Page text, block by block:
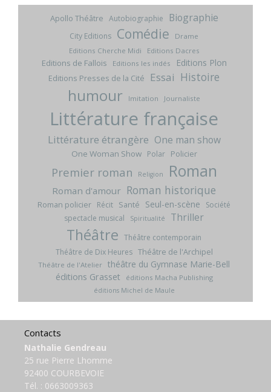
Apollo Théâtre Autobiographie Biographie
City Editions Comédie
Drame
Editions Cherche Midi
Editions Dacres
Editions de Fallois Editions les indés Editions Plon
Editions Presses de la Cité Essai Histoire
humour Imitation Journaliste
Littérature française
Littérature étrangère One man show
One Woman Show Polar Policier
Premier roman Religion Roman
Roman d'amour Roman historique
Roman policier Récit Santé Seul-en-scène
Société
spectacle musical
Spiritualité Thriller
Théâtre Théâtre contemporain
Théâtre de Dix Heures Théâtre de l'Archipel
Théâtre de l'Atelier théâtre du Gymnase Marie-Bell
éditions Grasset
éditions Macha Publishing
éditions Michel de Maule
Contacts
Nathalie Gendreau
25 rue Pierre Lhomme
92400 COURBEVOIE
Tél. : 0663009363